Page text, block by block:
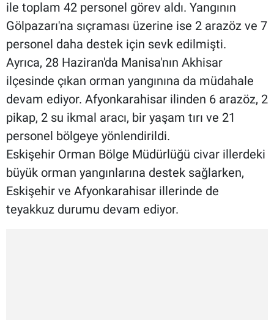
ile toplam 42 personel görev aldı. Yangının
Gölpazarı'na sıçraması üzerine ise 2 arazöz ve 7
personel daha destek için sevk edilmişti.
Ayrıca, 28 Haziran'da Manisa'nın Akhisar
ilçesinde çıkan orman yangınına da müdahale
devam ediyor. Afyonkarahisar ilinden 6 arazöz, 2
pikap, 2 su ikmal aracı, bir yaşam tırı ve 21
personel bölgeye yönlendirildi.
Eskişehir Orman Bölge Müdürlüğü civar illerdeki
büyük orman yangınlarına destek sağlarken,
Eskişehir ve Afyonkarahisar illerinde de
teyakkuz durumu devam ediyor.